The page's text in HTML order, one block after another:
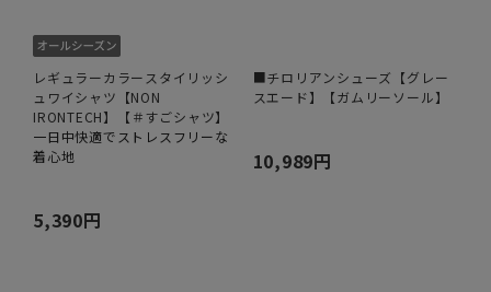
レギュラーカラースタイリッシ
ュワイシャツ【NON
IRONTECH】【＃すごシャツ】
一日中快適でストレスフリーな
着心地
5,390円
■チロリアンシューズ【グレー
スエード】【ガムリーソール】
10,989円